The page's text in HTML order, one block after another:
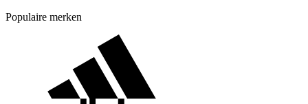
Populaire merken